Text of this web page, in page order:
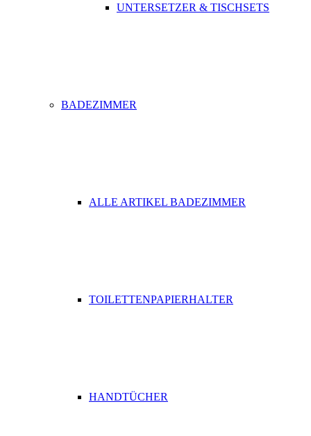
UNTERSETZER & TISCHSETS
BADEZIMMER
ALLE ARTIKEL BADEZIMMER
TOILETTENPAPIERHALTER
HANDTÜCHER